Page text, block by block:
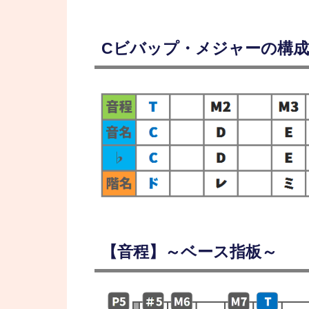
Cビバップ・メジャーの構
【音程】～ベース指板～